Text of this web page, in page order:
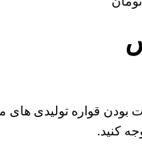
بودن قواره تولیدی های
کنید.